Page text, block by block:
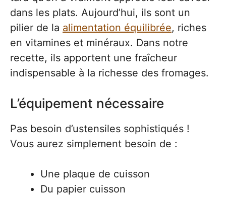
dans les plats. Aujourd’hui, ils sont un
pilier de la alimentation équilibrée, riches
en vitamines et minéraux. Dans notre
recette, ils apportent une fraîcheur
indispensable à la richesse des fromages.
L’équipement nécessaire
Pas besoin d’ustensiles sophistiqués !
Vous aurez simplement besoin de :
Une plaque de cuisson
Du papier cuisson